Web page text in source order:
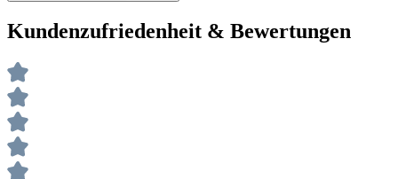
Kundenzufriedenheit & Bewertungen